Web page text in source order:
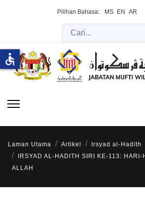
Pilihan Bahasa: MS EN AR
Laman Utama Artikel
Irsyad al-Hadith
IRSYAD AL-HADITH SIRI KE-113: HARI-
ALLAH
accessible